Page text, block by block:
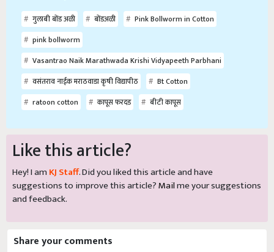
गुलाबी बोंड अळी बोंडअळी
Pink Bollworm in Cotton
pink bollworm
Vasantrao Naik Marathwada Krishi Vidyapeeth Parbhani
वसंतराव नाईक मराठवाडा कृषी विद्यापीठ
Bt Cotton
ratoon cotton
कापूस फरदड बीटी कापूस
Like this article?
Hey! I am KJ Staff. Did you liked this article and have
suggestions to improve this article?Mailme your suggestions
and feedback.
Share your comments